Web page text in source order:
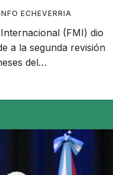
ECHEVERRIA
(FMI) dio
a la segunda revisión
del…